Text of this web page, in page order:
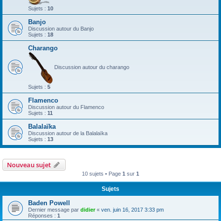
Sujets : 10
Banjo
Discussion autour du Banjo
Sujets : 18
Charango
Discussion autour du charango
Sujets : 5
Flamenco
Discussion autour du Flamenco
Sujets : 11
Balalaïka
Discussion autour de la Balalaïka
Sujets : 13
Nouveau sujet
10 sujets • Page 1 sur 1
Sujets
Baden Powell
Dernier message par didier« ven. juin 16, 2017 3:33 pm
Réponses : 1